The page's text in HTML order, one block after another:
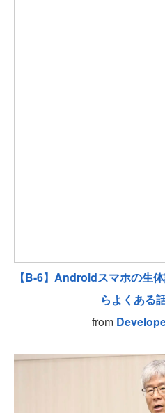
【B-6】Androidスマホの生
らよくある
from